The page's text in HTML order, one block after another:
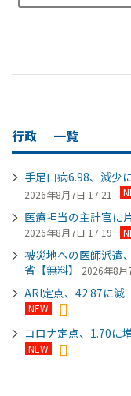
行政 一覧
手足口病6.98、減
2026年8月7日 17:21
医療担当の主計官
2026年8月7日 17:19
被災地への医師派
省【無料】
2026年8月
ARI定点、42.87に
NEW
コロナ定点、1.70
NEW